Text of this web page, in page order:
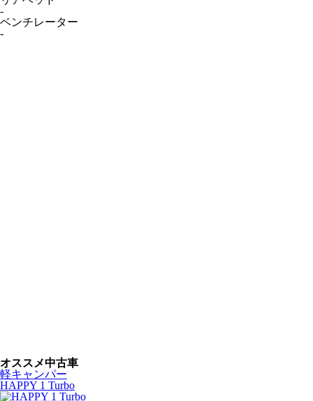
-
ベンチレーター
-
オススメ中古車
軽キャンパー
HAPPY 1 Turbo